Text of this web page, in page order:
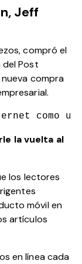
Jeff
compró el
del Post
compra
como
la vuelta al
los lectores
móvil en
artículos
en línea cada